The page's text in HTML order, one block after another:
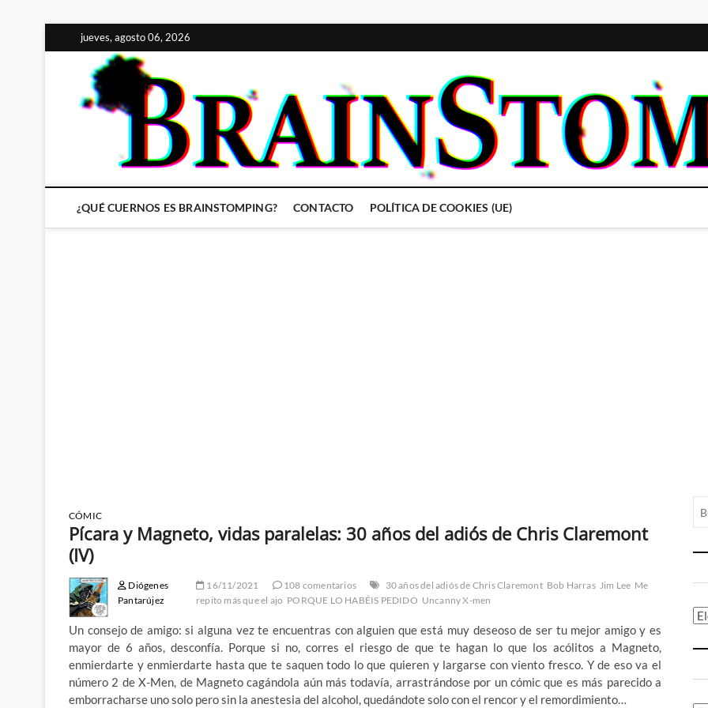
al
contenido
jueves, agosto 06, 2026
¿QUÉ CUERNOS ES BRAINSTOMPING? CONTACTO POLÍTICA DE COOKIES (UE)
CÓMIC
Pícara y Magneto, vidas paralelas: 30 años del adiós de Chris Claremont
(IV)
Diógenes
Pantarújez
16/11/2021 108 comentarios 30 años del adiós de Chris Claremont Bob Harras Jim Lee Me
repito más que el ajo PORQUE LO HABÉIS PEDIDO Uncanny X-men
Un consejo de amigo: si alguna vez te encuentras con alguien que está muy deseoso de ser tu mejor amigo y es
mayor de 6 años, desconfía. Porque si no, corres el riesgo de que te hagan lo que los acólitos a Magneto,
enmierdarte y enmierdarte hasta que te saquen todo lo que quieren y largarse con viento fresco. Y de eso va el
número 2 de X-Men, de Magneto cagándola aún más todavía, arrastrándose por un cómic que es más parecido a
emborracharse uno solo pero sin la anestesia del alcohol, quedándote solo con el rencor y el remordimiento…